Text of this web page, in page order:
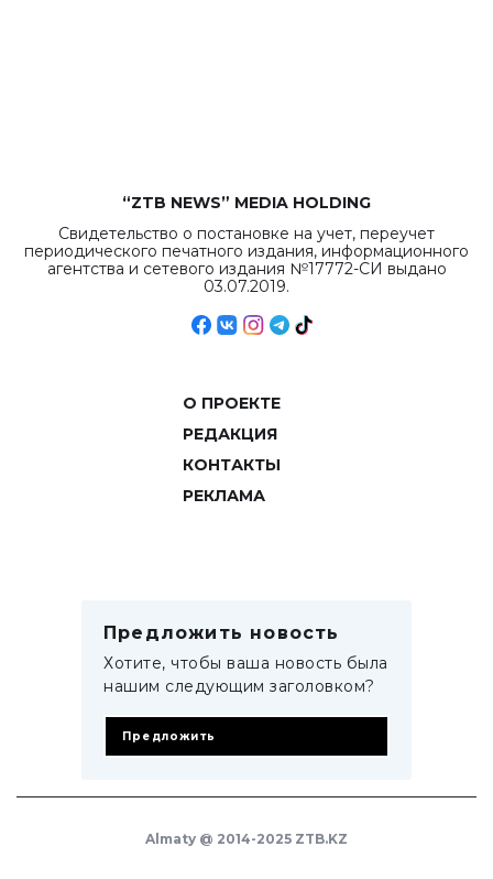
“ZTB NEWS” MEDIA HOLDING
Свидетельство о постановке на учет, переучет
периодического печатного издания, информационного
агентства и сетевого издания №17772-СИ выдано
03.07.2019.
О ПРОЕКТЕ
РЕДАКЦИЯ
КОНТАКТЫ
РЕКЛАМА
Предложить новость
Хотите, чтобы ваша новость была
нашим следующим заголовком?
Предложить
Almaty @ 2014-2025 ZTB.KZ